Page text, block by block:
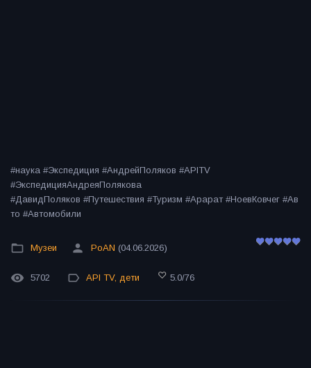
#наука #Экспедиция #АндрейПоляков #APITV
#ЭкспедицияАндреяПолякова
#ДавидПоляков #Путешествия #Туризм #Арарат #НоевКовчег #Ав
то #Автомобили
Музеи PoAN (04.06.2026)
5702 API TV, дети 5.0/76